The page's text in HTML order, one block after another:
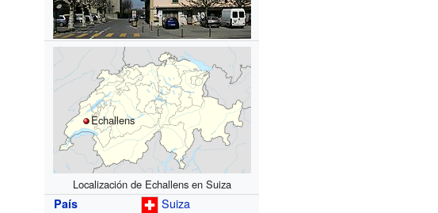
Echallens
Localización de Echallens en Suiza
País
Suiza